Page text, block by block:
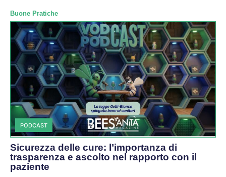
Buone Pratiche
PODCAST
Sicurezza delle cure: l’importanza di
trasparenza e ascolto nel rapporto con il
paziente